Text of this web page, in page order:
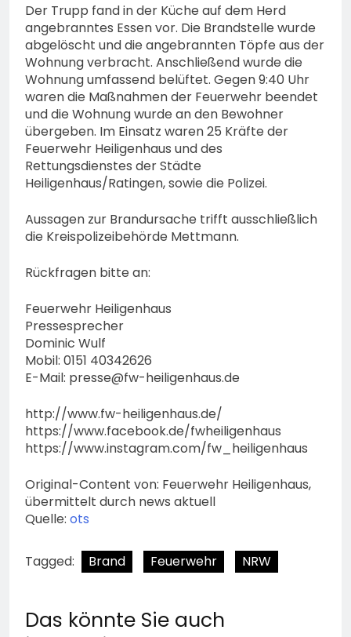
Der Trupp fand in der Küche auf dem Herd
angebranntes Essen vor. Die Brandstelle wurde
abgelöscht und die angebrannten Töpfe aus der
Wohnung verbracht. Anschließend wurde die
Wohnung umfassend belüftet. Gegen 9:40 Uhr
waren die Maßnahmen der Feuerwehr beendet
und die Wohnung wurde an den Bewohner
übergeben. Im Einsatz waren 25 Kräfte der
Feuerwehr Heiligenhaus und des
Rettungsdienstes der Städte
Heiligenhaus/Ratingen, sowie die Polizei.
Aussagen zur Brandursache trifft ausschließlich
die Kreispolizeibehörde Mettmann.
Rückfragen bitte an:
Feuerwehr Heiligenhaus
Pressesprecher
Dominic Wulf
Mobil: 0151 40342626
E-Mail: presse@fw-heiligenhaus.de
http://www.fw-heiligenhaus.de/
https://www.facebook.de/fwheiligenhaus
https://www.instagram.com/fw_heiligenhaus
Original-Content von: Feuerwehr Heiligenhaus,
übermittelt durch news aktuell
Quelle: ots
Tagged: Brand Feuerwehr NRW
Das könnte Sie auch